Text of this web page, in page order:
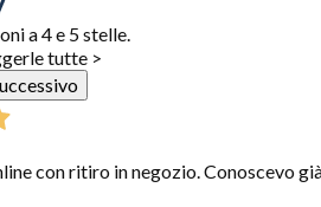
a 4 e 5 stelle.
tutte >
con ritiro in negozio. Conoscevo